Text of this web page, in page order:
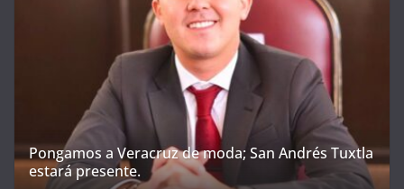
Pongamos a Veracruz de moda; San Andrés Tuxtla
estará presente.